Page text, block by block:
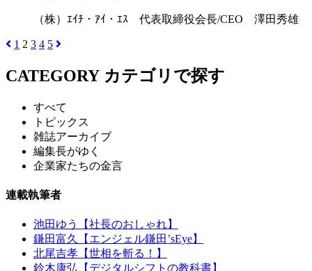
（株）ｴｲﾁ・ｱｲ・ｴｽ 代表取締役会長/CEO 澤田秀雄
1 2 3 4 5
CATEGORY カテゴリで探す
すべて
トピックス
雑誌アーカイブ
編集長がゆく
企業家たちの金言
連載執筆者
池田ゆう【社長のおしゃれ】
鎌田富久【エンジェル鎌田’sEye】
北尾吉孝【世相を斬る！】
鈴木康弘【デジタルシフトの教科書】